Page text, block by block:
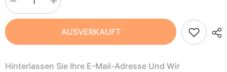
verringern
für
250
VIANDS
Menge
erhöhen
für
Kastanienmehl
BIO
VIANDS
AUSVERKAUFT
Hinterlassen Sie Ihre E-Mail-Adresse Und Wir